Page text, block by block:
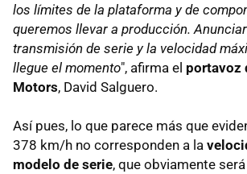
los límites de la plataforma y de
queremos llevar a producción.
transmisión de serie y la velocidad
llegue el momento", afirma el portavoz
Motors, David Salguero.
Así pues, lo que parece más que
378 km/h no corresponden a la
modelo de serie, que obviamente